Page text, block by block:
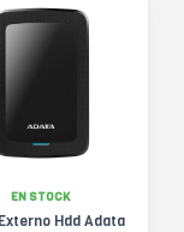
EN STOCK
Hdd Adata